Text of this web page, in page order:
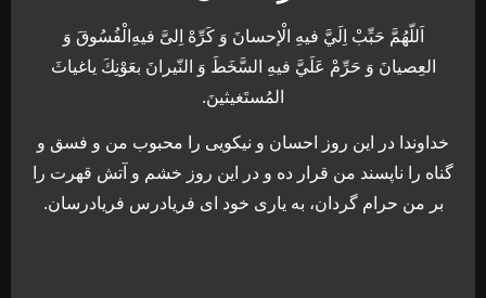
اَللّهُمَّ حَبِّبْ اِلَيَّ فيهِ الْإحسانَ وَ كَرِّهْ اِلیَّ فيهِ‌الْفُسُوقَ وَ
العِصيانَ وَ حَرِّمْ عَلَيَّ فيهِ السَّخَطَ وَ النّيرانَ بعَوْنِكَ ياغياثَ
المُستَغيثينَ.
خداوندا در اين روز احسان و نيکويی را محبوب من و فسق و
گناه را ناپسند من قرار ده و در اين روز خشم و آتش قهرت را
بر من حرام گردان، به ياری خود ای فريادرس فريادرسان.